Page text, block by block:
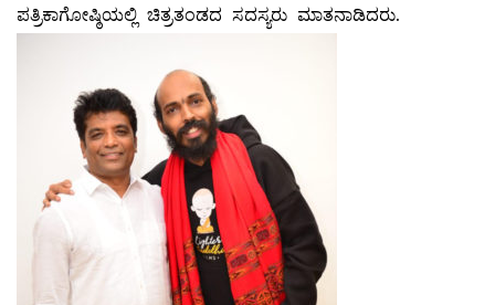
ಪತ್ರಿಕಾಗೋಷ್ಠಿಯಲ್ಲಿ ಚಿತ್ರತಂಡದ ಸದಸ್ಯರು ಮಾತನಾಡಿದರು.